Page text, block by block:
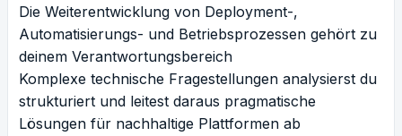
Die Weiterentwicklung von Deployment-,
Automatisierungs- und Betriebsprozessen gehört zu
deinem Verantwortungsbereich
Komplexe technische Fragestellungen analysierst du
strukturiert und leitest daraus pragmatische
Lösungen für nachhaltige Plattformen ab